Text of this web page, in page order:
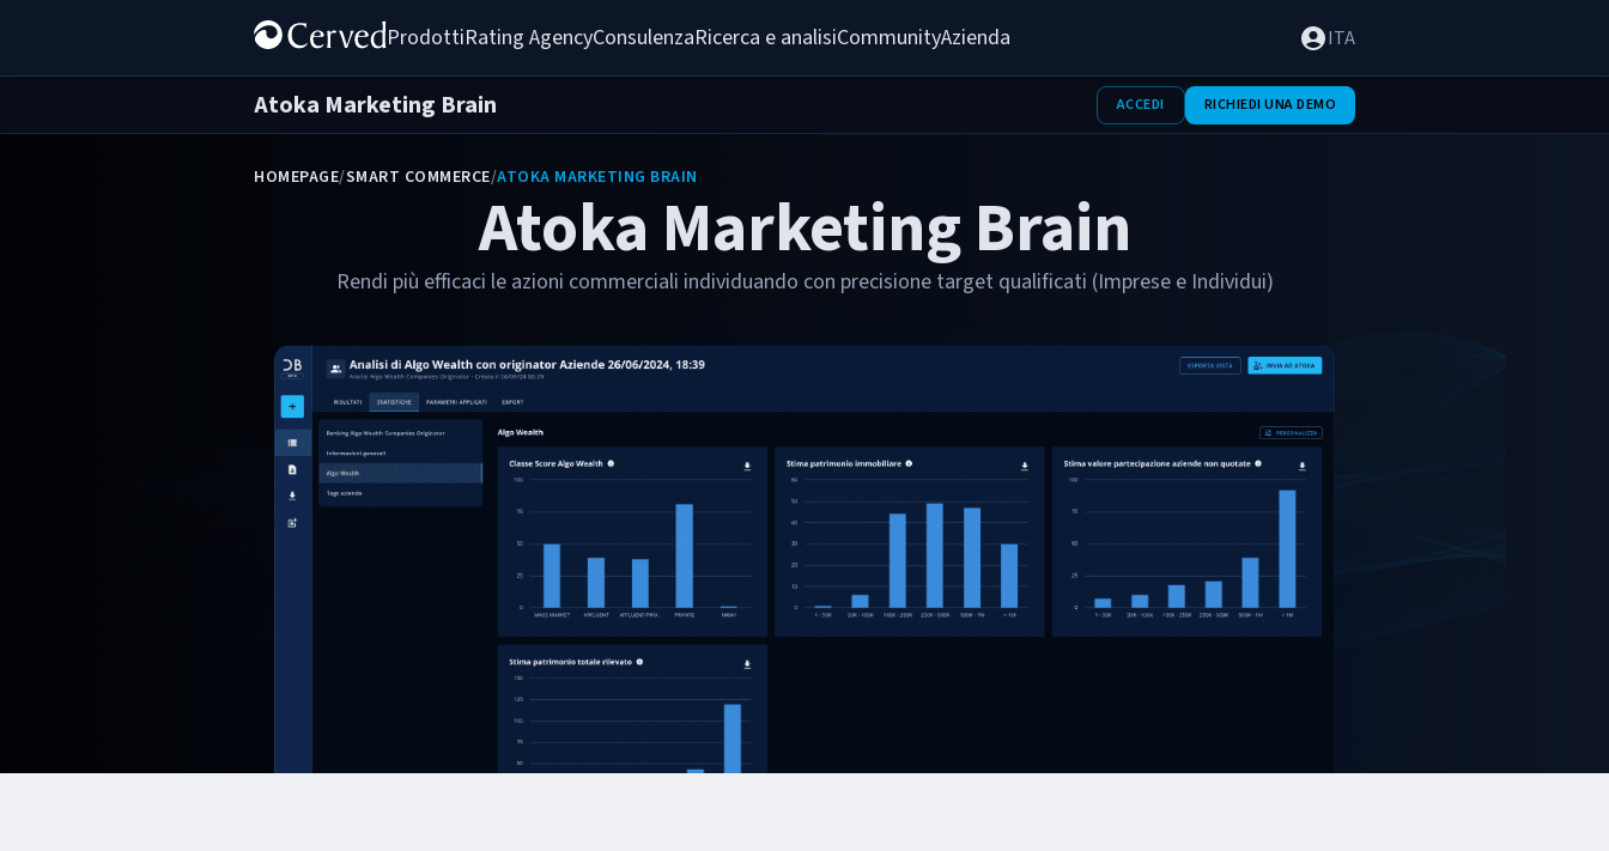
ProdottiRating AgencyConsulenzaRicerca e analisiCommunityAzienda ITA
Atoka Marketing Brain RICHIEDI UNA DEMO
ACCEDI
HOMEPAGE/SMART COMMERCE/ATOKA MARKETING BRAIN
Atoka Marketing Brain
Rendi più efficaci le azioni commerciali individuando con precisione target qualificati (Imprese e Individui)